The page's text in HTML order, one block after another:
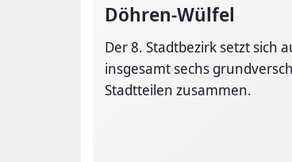
Döhren-Wülfel
Der 8. Stadtbezirk setzt sich
insgesamt sechs
Stadtteilen zusammen.